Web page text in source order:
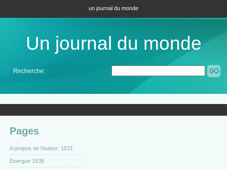
un journal du monde
Un journal du monde
Recherche:
Pages
A propos de l’auteur. 1531
Exergue 1539